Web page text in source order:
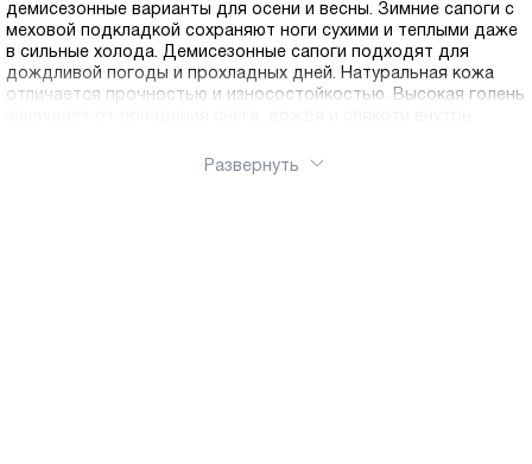
демисезонные варианты для осени и весны. Зимние сапоги с
меховой подкладкой сохраняют ноги сухими и теплыми даже
в сильные холода. Демисезонные сапоги подходят для
дождливой погоды и прохладных дней. Натуральная кожа
отличается прочностью и износостойкостью. Высокая голень
протектором обеспечивает безопасность на мокрых и
Развернуть